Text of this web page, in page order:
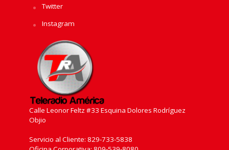
Twitter
Instagram
Calle Leonor Feltz #33 Esquina Dolores Rodríguez
Objio
Servicio al Cliente: 829-733-5838